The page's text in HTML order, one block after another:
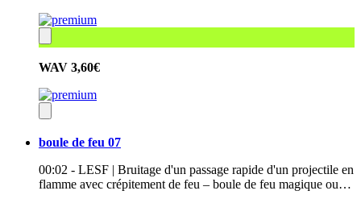
WAV 3,60€
boule de feu 07
00:02 - LESF | Bruitage d'un passage rapide d'un projectile en
flamme avec crépitement de feu – boule de feu magique ou…